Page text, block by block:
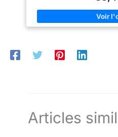
minutes de charge Résistance
salle de sport sans
poussière, grâce aux normes
écouteurs et de l'étui Appels
Écouteurs intra-auriculaires
Articles